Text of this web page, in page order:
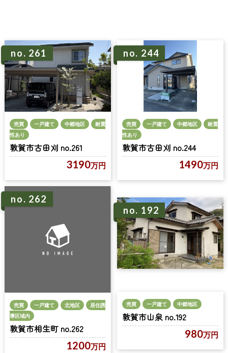
no. 261
売買 一戸建て 中郷地区
耐震
性あり
敦賀市古田刈 no.261
3190万円
no. 244
売買 一戸建て 中郷地区
耐震
性あり
敦賀市古田刈 no.244
1490万円
no. 262
売買 一戸建て 北地区
居住誘
導区域内
敦賀市相生町 no.262
1200万円
no. 192
売買 一戸建て 中郷地区
敦賀市山泉 no.192
980万円